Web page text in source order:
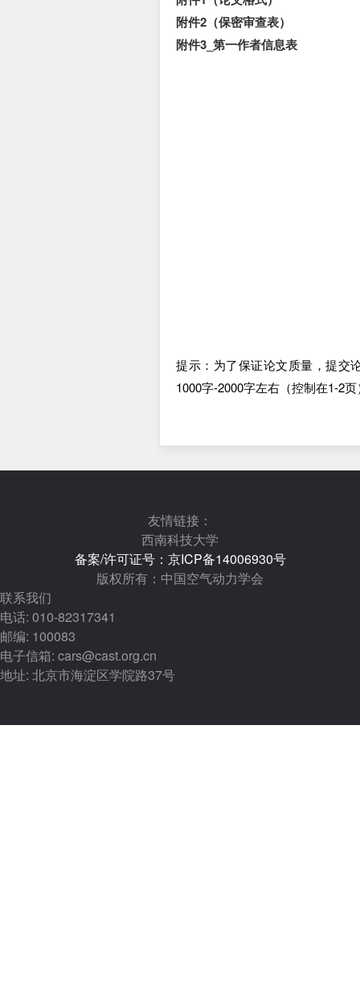
附件2（保密审查表）
附件3_第一作者信息表
提示：为了保证论文质量，提交
1000字-2000字左右（控制在1-2页
友情链接：
西南科技大学
备案/许可证号：京ICP备14006930号
版权所有：中国空气动力学会
联系我们
电话: 010-82317341
邮编: 100083
电子信箱: cars@cast.org.cn
地址: 北京市海淀区学院路37号